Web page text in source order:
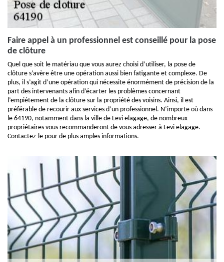
Faire appel à un professionnel est conseillé pour la pose
de clôture
Quel que soit le matériau que vous aurez choisi d’utiliser, la pose de
clôture s’avère être une opération aussi bien fatigante et complexe. De
plus, il s’agit d’une opération qui nécessite énormément de précision de la
part des intervenants afin d’écarter les problèmes concernant
l’empiétement de la clôture sur la propriété des voisins. Ainsi, il est
préférable de recourir aux services d’un professionnel. N’importe où dans
le 64190, notamment dans la ville de Levi elagage, de nombreux
propriétaires vous recommanderont de vous adresser à Levi elagage.
Contactez-le pour de plus amples informations.